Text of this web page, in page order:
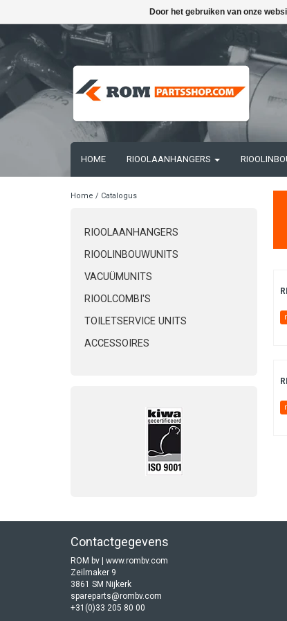
HOME RIOOLAANHANGERS
Home / Catalogus
RIOOLAANHANGERS
RIOOLINBOUWUNITS
VACUÜMUNITS
RIOOLCOMBI'S
TOILETSERVICE UNITS
ACCESSOIRES
Contactgegevens
ROM bv | www.rombv.com
Zeilmaker 9
3861 SM Nijkerk
spareparts@rombv.com
+31(0)33 205 80 00
Door het gebruiken van onze